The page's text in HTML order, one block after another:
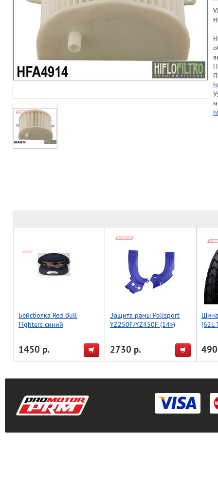
Бейсболка Red Bull
Fighters синий
1450 р.
Защита рамы Polisport
YZ250F/YZ450F (14>)
2730 р.
[62L